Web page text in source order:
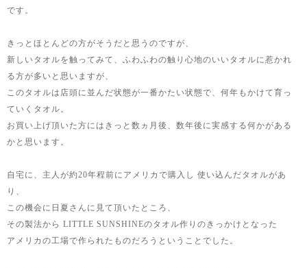
です。
きっとほとんどの方がそうだと思うのですが、
新しいタオルを触ってみて、ふわふわの触り心地のいいタオルに惹かれ
る方が多いと思いますが、
このタオルは店頭に並んだ状態が一番かたい状態で、何年もかけて育っ
ていくタオル。
お買い上げ頂いた方にはきっと数ヵ月後、数年後に実感する何かがある
かと思います。
自宅に、主人が約20年程前にアメリカで購入し 使い込んだタオルがあ
り、
この機会に日夏さんに見て頂いたところ、
その製法から LITTLE SUNSHINEのタオル作りのきっかけとなった
アメリカの工場で作られたものだろうということでした。